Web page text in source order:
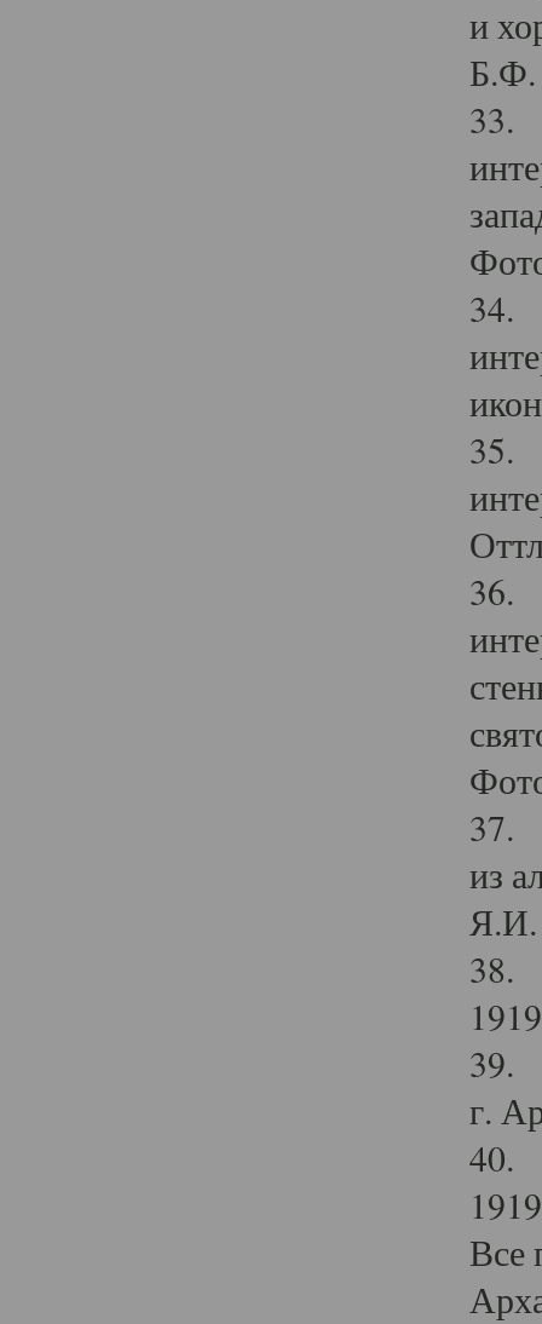
и
Б.Ф.
33.
34.
35.
36.
37.
из
Я.И.
38.
39.
г.
40.
Все